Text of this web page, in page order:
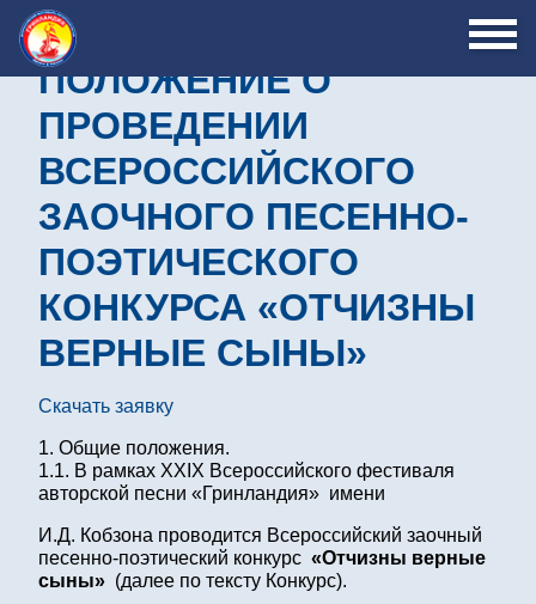
ПОЛОЖЕНИЕ О
ПРОВЕДЕНИИ
ВСЕРОССИЙСКОГО
ЗАОЧНОГО ПЕСЕННО-
ПОЭТИЧЕСКОГО
КОНКУРСА «ОТЧИЗНЫ
ВЕРНЫЕ СЫНЫ»
Скачать заявку
Общие положения.
1.1. В рамках XXIX Всероссийского фестиваля
авторской песни «Гринландия» имени
И.Д. Кобзона проводится Всероссийский заочный
песенно-поэтический конкурс «Отчизны верные
сыны» (далее по тексту Конкурс).